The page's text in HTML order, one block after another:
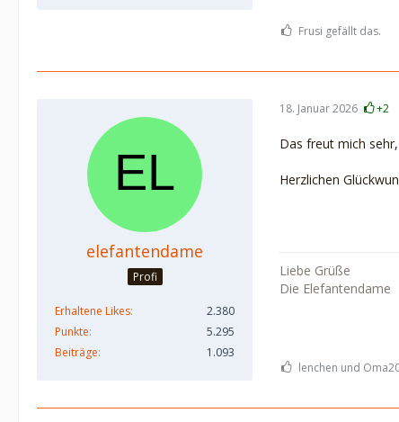
Frusi gefällt das.
elefantendame
Profi
Erhaltene Likes
2.380
Punkte
5.295
Beiträge
1.093
18. Januar 2026 +2
Das freut mich
Herzlichen
Liebe Grüße
Die Elefantendame
lenchen und